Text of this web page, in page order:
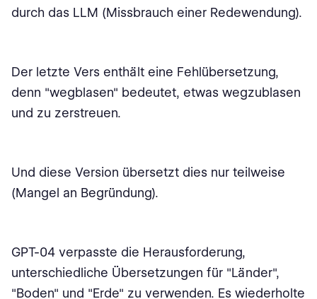
durch das LLM (Missbrauch einer Redewendung).
Der letzte Vers enthält eine Fehlübersetzung,
denn "wegblasen" bedeutet, etwas wegzublasen
und zu zerstreuen.
Und diese Version übersetzt dies nur teilweise
(Mangel an Begründung).
GPT-04 verpasste die Herausforderung,
unterschiedliche Übersetzungen für "Länder",
"Boden" und "Erde" zu verwenden. Es wiederholte